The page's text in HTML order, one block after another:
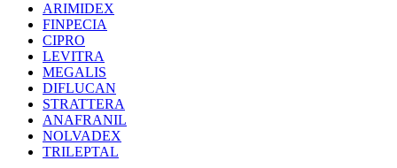
ARIMIDEX
FINPECIA
CIPRO
LEVITRA
MEGALIS
DIFLUCAN
STRATTERA
ANAFRANIL
NOLVADEX
TRILEPTAL